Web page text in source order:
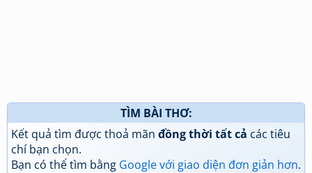
TÌM BÀI THƠ:
Kết quả tìm được thoả mãn đồng thời tất cả các tiêu
chí bạn chọn.
Bạn có thể tìm bằng Google với giao diện đơn giản hơn.